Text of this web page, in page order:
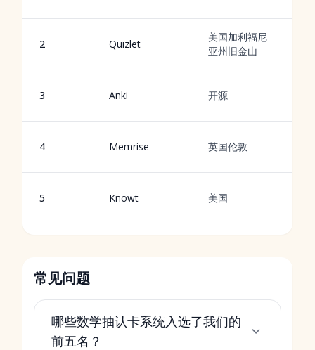
2 Quizlet
美国加利福尼
亚州旧金山
3 Anki 开源
4 Memrise 英国伦敦
5 Knowt 美国
常见问题
哪些数学抽认卡系统入选了我们的
前五名？